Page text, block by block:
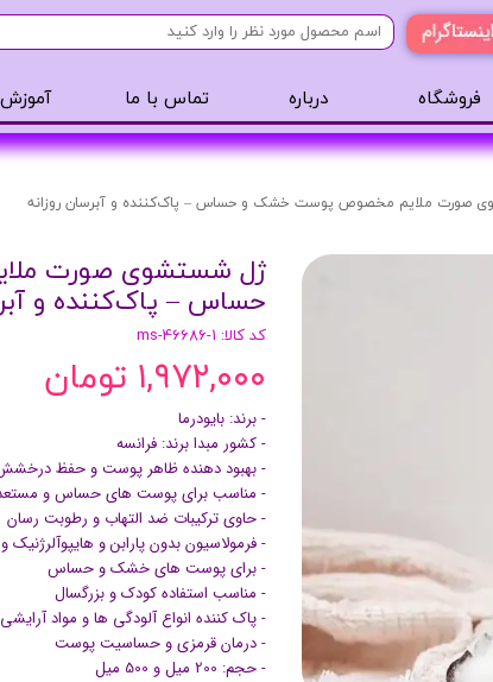
مراقبت مو
سایه ابرو
روغن مو
ژل مو
سرم مو
کرم مو
حالت دهنده مو
شامپو سر
عطر و
فروشگاه درباره تماس با ما آموزش
صورت ملایم مخصوص پوست خشک و حساس – پاک‌کننده و آبرسان روزانه
ژل شستشوی صورت
حساس – پاک‌کننده و
کد کالا: ms-46686-1
۱,۹۷۲,۰۰۰ تومان
- برند: بایودرما
- کشور مبدا برند: فرانسه
- بهبود دهنده ظاهر پوست و حفظ
- مناسب برای پوست های حساس و
- حاوی ترکیبات ضد التهاب و رطوبت رسان
- فرمولاسیون بدون پارابن و هایپوآلرژنیک
- برای پوست های خشک و حساس
- مناسب استفاده کودک و بزرگسال
- پاک کننده انواع آلودگی ها و مواد
- درمان قرمزی و حساسیت پوست
- حجم: 200 میل و 500 میل